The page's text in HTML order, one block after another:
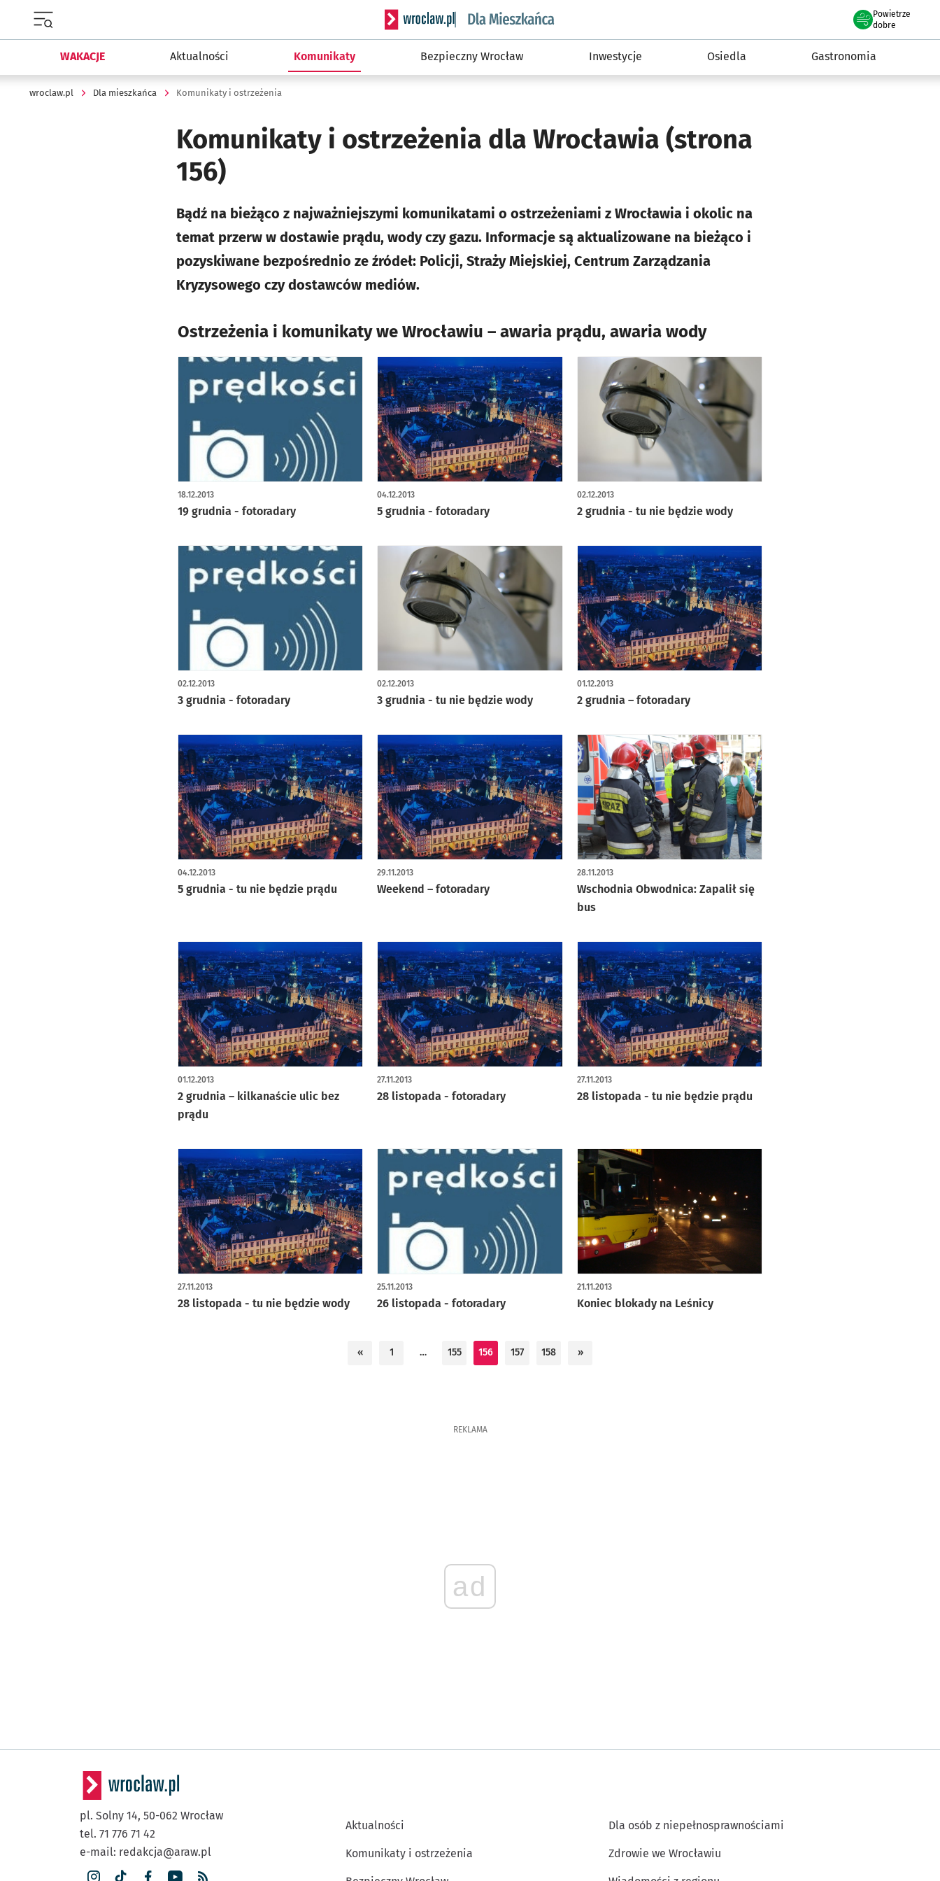
Serwis informacyjny wroclaw.pl podserwis: Dla mieszkańca
Powietrze
we Wrocławiu
dobre
WAKACJE Aktualności Komunikaty Bezpieczny Wrocław Inwestycje Osiedla Gastronomia
wroclaw.pl Dla mieszkańca Komunikaty i ostrzeżenia
Komunikaty i ostrzeżenia dla Wrocławia (strona
156)
Bądź na bieżąco z najważniejszymi komunikatami o ostrzeżeniami z Wrocławia i okolic na
temat przerw w dostawie prądu, wody czy gazu. Informacje są aktualizowane na bieżąco i
pozyskiwane bezpośrednio ze źródeł: Policji, Straży Miejskiej, Centrum Zarządzania
Kryzysowego czy dostawców mediów.
Ostrzeżenia i komunikaty we Wrocławiu – awaria prądu, awaria wody
19 grudnia - fotoradary
18.12.2013
5 grudnia - fotoradary
04.12.2013
2 grudnia - tu nie będzie wody
02.12.2013
3 grudnia - fotoradary
02.12.2013
3 grudnia - tu nie będzie wody
02.12.2013
2 grudnia – fotoradary
01.12.2013
5 grudnia - tu nie będzie prądu
04.12.2013
Weekend – fotoradary
29.11.2013
Wschodnia Obwodnica: Zapalił się
bus
28.11.2013
2 grudnia – kilkanaście ulic bez
prądu
01.12.2013
28 listopada - fotoradary
27.11.2013
28 listopada - tu nie będzie prądu
27.11.2013
28 listopada - tu nie będzie wody
27.11.2013
26 listopada - fotoradary
25.11.2013
Koniec blokady na Leśnicy
21.11.2013
« 1 … 155 156 157 158 »
REKLAMA
ad
pl. Solny 14, 50-062 Wrocław
tel. 71 776 71 42
e-mail: redakcja@araw.pl
Aktualności
Komunikaty i ostrzeżenia
Dla osób z niepełnosprawnościami
Zdrowie we Wrocławiu